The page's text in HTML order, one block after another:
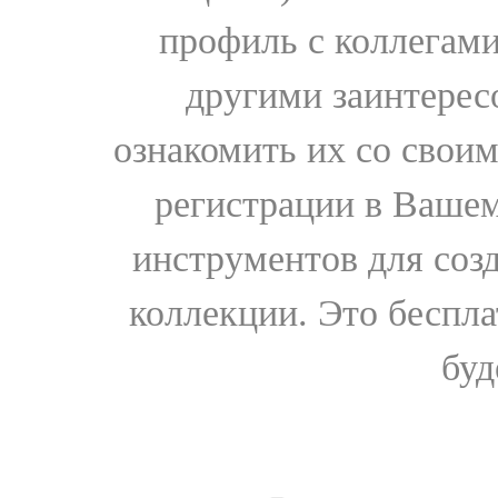
профиль с
другими
ознакомить их со
регистрации в
инструментов для
коллекции. Это